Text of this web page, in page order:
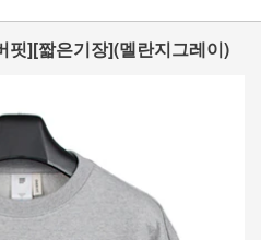
핏][짧은기장](멜란지그레이)